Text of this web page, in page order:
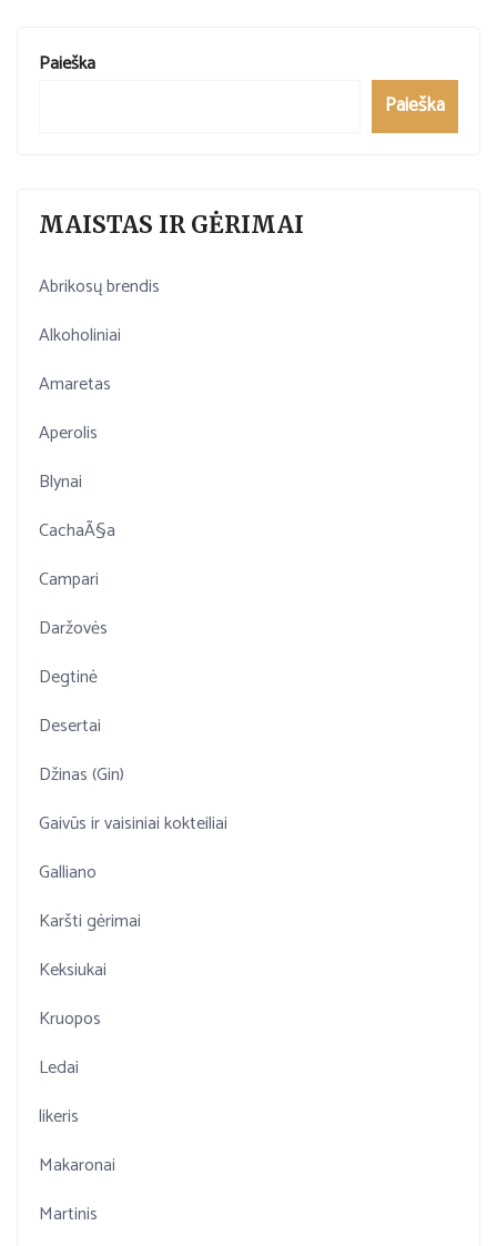
Paieška
Paieška
MAISTAS IR GĖRIMAI
Abrikosų brendis
Alkoholiniai
Amaretas
Aperolis
Blynai
CachaÃ§a
Campari
Daržovės
Degtinė
Desertai
Džinas (Gin)
Gaivūs ir vaisiniai kokteiliai
Galliano
Karšti gėrimai
Keksiukai
Kruopos
Ledai
likeris
Makaronai
Martinis